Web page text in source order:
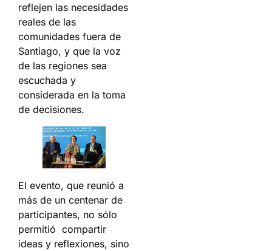
reflejen las necesidades
reales de las
comunidades fuera de
Santiago, y que la voz
de las regiones sea
escuchada y
considerada en la toma
de decisiones.
El evento, que reunió a
más de un centenar de
participantes, no sólo
permitió compartir
ideas y reflexiones, sino